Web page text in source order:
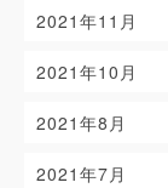
2021年11月
2021年10月
2021年8月
2021年7月